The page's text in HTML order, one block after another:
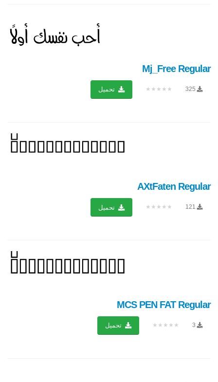
Mj_Free Regular
325
★★★★★ تحميل
AXtFaten Regular
121
★★★★★ تحميل
MCS PEN FAT Regular
3
★★★★★ تحميل